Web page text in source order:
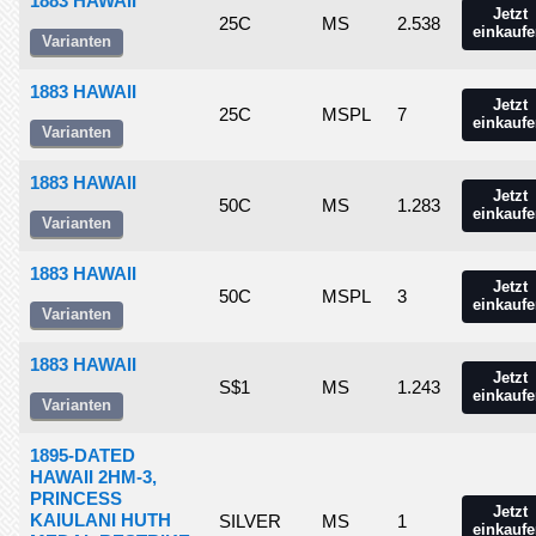
Varianten
25C MS 2.538
Jetzt
1883 HAWAII
Varianten
25C MSPL 7
Jetzt
1883 HAWAII
Varianten
50C MS 1.283
Jetzt
1883 HAWAII
Varianten
50C MSPL 3
Jetzt
1883 HAWAII
Varianten
S$1 MS 1.243
Jetzt
1895-DATED
HAWAII 2HM-3,
PRINCESS
KAIULANI HUTH
SILVER MS 1
Jetzt